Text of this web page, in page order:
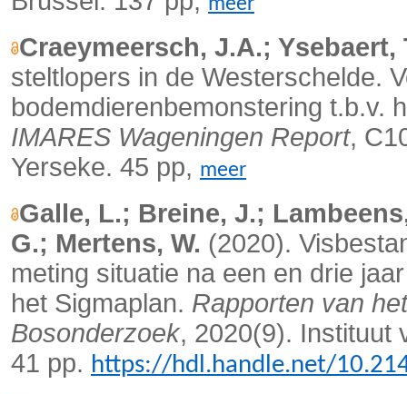
Craeymeersch, J.A.; Ysebaert,
steltlopers in de Westerschelde.
bodemdierenbemonstering t.b.v.
IMARES Wageningen Report,
Yerseke. 45 pp, meer
Galle, L.; Breine, J.;
G.; Mertens, W. (2020).
meting situatie na een en drie
het Sigmaplan. Rapporten van
Bosonderzoek, 2020(9). Instituut
41 pp. https://hdl.handle.net/